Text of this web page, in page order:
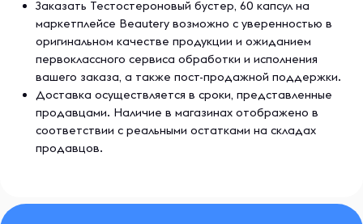
указаниям.
Ингредиенты
Микрокристаллическая целлюлоза, дикальций фосфат
дигидрат, стеариновая кислота, кроскармеллоза натрия,
оболочка (диоксид титана, полиэтиленгликоль, тальк),
кунжут.
Заказать Тестостероновый бустер, 60 капсул на
маркетплейсе Beautery возможно с уверенностью в
оригинальном качестве продукции и ожиданием
первоклассного сервиса обработки и исполнения
вашего заказа, а также пост-продажной поддержки.
Доставка осуществляется в сроки, представленные
продавцами. Наличие в магазинах отображено в
соответствии с реальными остатками на складах
продавцов.